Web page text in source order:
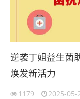
逆袭丁姐益生菌
焕发新活力
1179 2025-05-